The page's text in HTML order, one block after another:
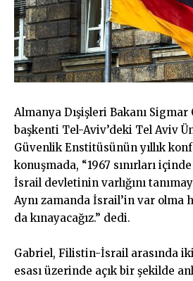
Almanya Dışişleri Bakanı
başkenti Tel-Aviv’deki Tel Aviv
Güvenlik Enstitüsünün yıllık
konuşmada, “1967 sınırları
İsrail devletinin varlığını
Aynı zamanda İsrail’in var olma
da kınayacağız.” dedi.
Gabriel, Filistin-İsrail arasında
esası üzerinde açık bir şekilde